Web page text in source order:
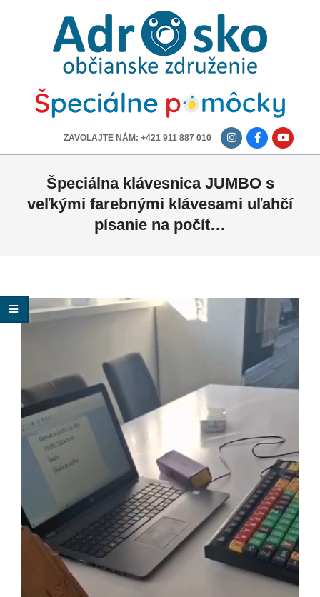
ADROSKO
OBČIANSKE
ZDRUŽENIE
ZAVOLAJTE NÁM: +421 911 887 010
Špeciálna klávesnica JUMBO s
veľkými farebnými klávesami uľahčí
písanie na počít…